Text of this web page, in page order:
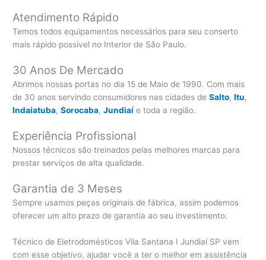
Atendimento Rápido
Temos todos equipamentos necessários para seu conserto
mais rápido possível no Interior de São Paulo.
30 Anos De Mercado
Abrimos nossas portas no dia 15 de Maio de 1990. Com mais
de 30 anos servindo consumidores nas cidades deSalto,Itu,
Indaiatuba,Sorocaba,Jundiaí e toda a região.
Experiência Profissional
Nossos técnicos são treinados pelas melhores marcas para
prestar serviços de alta qualidade.
Garantia de 3 Meses
Sempre usamos peças originais de fábrica, assim podemos
oferecer um alto prazo de garantia ao seu investimento.
Técnico de Eletrodomésticos Vila Santana I Jundiaí SP vem
com esse objetivo, ajudar você a ter o melhor em assistência